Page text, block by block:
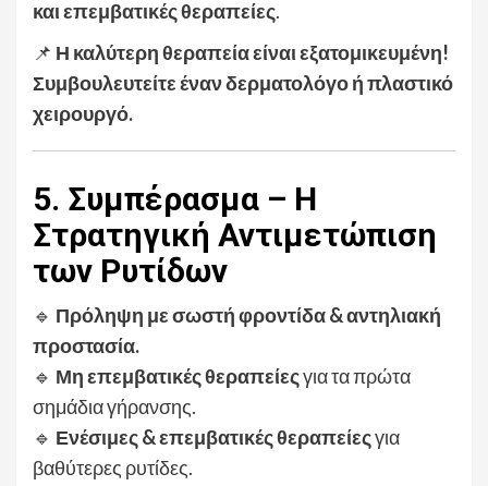
και επεμβατικές θεραπείες.
📌 Η καλύτερη θεραπεία είναι εξατομικευμένη!
Συμβουλευτείτε έναν δερματολόγο ή πλαστικό
χειρουργό.
5. Συμπέρασμα – Η
Στρατηγική Αντιμετώπιση
των Ρυτίδων
🔹 Πρόληψη με σωστή φροντίδα & αντηλιακή
προστασία.
🔹 Μη επεμβατικές θεραπείεςγια τα πρώτα
σημάδια γήρανσης.
🔹 Ενέσιμες & επεμβατικές θεραπείεςγια
βαθύτερες ρυτίδες.